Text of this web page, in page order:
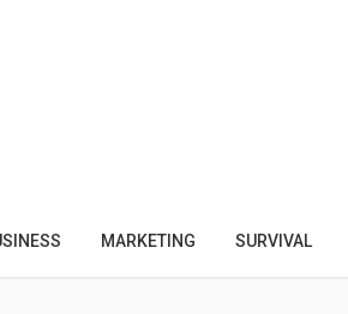
MARKETING SURVIVAL